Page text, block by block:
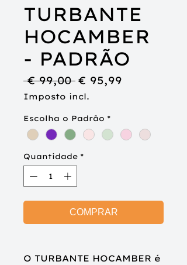
TURBANTE
HOCAMBER
- PADRÃO
€ 99,00 Preço
normal
€ 95,99
Imposto incl.
Escolha o Padrão *
Quantidade *
COMPRAR
O TURBANTE HOCAMBER é